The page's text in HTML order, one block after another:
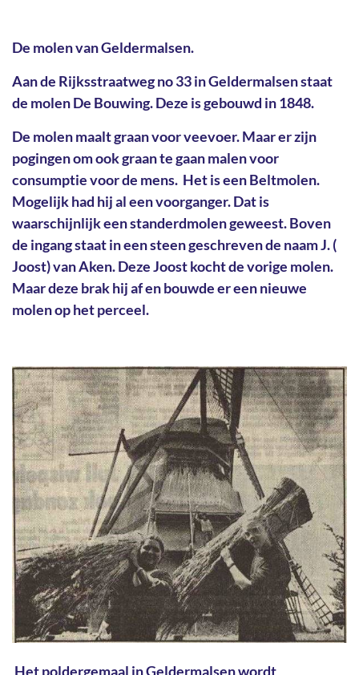
De molen van Geldermalsen.
Aan de Rijksstraatweg no 33 in Geldermalsen staat
de molen De Bouwing. Deze is gebouwd in 1848.
De molen maalt graan voor veevoer. Maar er zijn
pogingen om ook graan te gaan malen voor
consumptie voor de mens. Het is een Beltmolen.
Mogelijk had hij al een voorganger. Dat is
waarschijnlijk een standerdmolen geweest. Boven
de ingang staat in een steen geschreven de naam J. (
Joost) van Aken. Deze Joost kocht de vorige molen.
Maar deze brak hij af en bouwde er een nieuwe
molen op het perceel.
Het poldergemaal in Geldermalsen wordt